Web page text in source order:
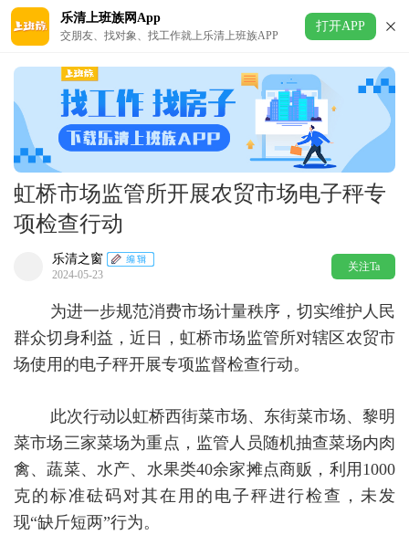
乐清上班族网App
交朋友、找对象、找工作就上乐清上班族APP
打开APP
虹桥市场监管所开展农贸市场电子秤专
项检查行动
乐清之窗
2024-05-23
关注Ta
为进一步规范消费市场计量秩序，切实维护人民
群众切身利益，近日，虹桥市场监管所对辖区农贸市
场使用的电子秤开展专项监督检查行动。
此次行动以虹桥西街菜市场、东街菜市场、黎明
菜市场三家菜场为重点，监管人员随机抽查菜场内肉
禽、蔬菜、水产、水果类40余家摊点商贩，利用1000
克的标准砝码对其在用的电子秤进行检查，未发
现“缺斤短两”行为。